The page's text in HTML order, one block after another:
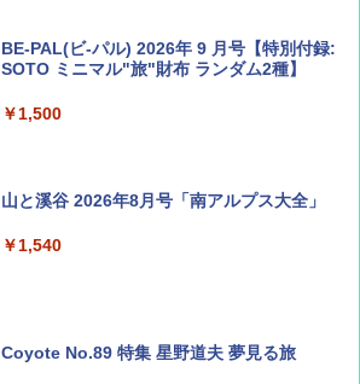
BE-PAL(ビ-パル) 2026年 9 月号【特別付録:
SOTO ミニマル"旅"財布 ランダム2種】
￥1,500
山と溪谷 2026年8月号「南アルプス大全」
￥1,540
Coyote No.89 特集 星野道夫 夢見る旅